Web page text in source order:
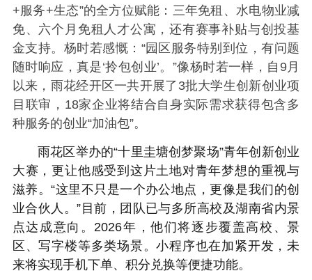
+服务+生态”的全方位赋能：三年免租、水电物业减
免、六个月免租人才公寓，还有赛事补贴与创投基
金支持。杨时若感慨：“园区服务特别到位，有问题
随时响应，真是‘拎包创业’。”像杨时若一样，自9月
以来，雨花经开区一共开展了3批大学生创新创业项
目联审，18家企业将结合自身实际需求获得包含多
种服务的创业“加油包”。
雨花区举办的“十里圭塘创梦聚场”青年创新创业
大赛，更让他感受到这片土地对青年梦想的重视与
滋养。“这里不只是一个办公地点，更像是我们的创
业合伙人。”目前，团队已与多所高校及湖南省内景
点达成意向。2026年，他们将逐步覆盖高校、景
区、写字楼等多类场景。小程序也在加紧开发，未
来将实现手机下单、积分兑换等便捷功能。